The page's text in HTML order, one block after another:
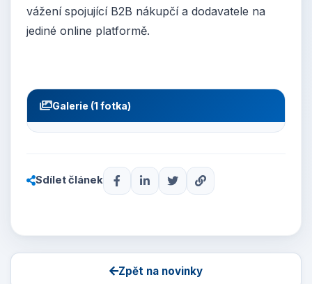
vážení spojující B2B nákupčí a dodavatele na
jediné online platformě.
Galerie (1 fotka)
Sdílet článek
Zpět na novinky